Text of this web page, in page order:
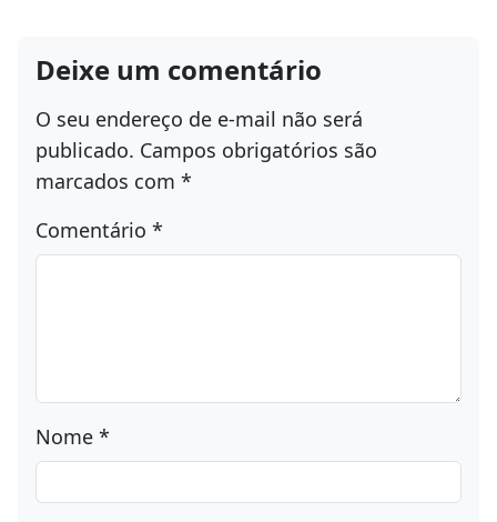
Deixe um comentário
O seu endereço de e-mail não será
publicado. Campos obrigatórios são
marcados com *
Comentário *
Nome *